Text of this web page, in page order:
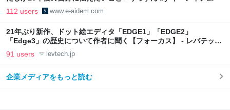
112 users www.e-aidem.com
21年ぶり新作、ドット絵エディタ「EDGE1」「EDGE2」
「Edge3」の歴史について作者に聞く【フォーカス】 - レバテック
LAB
91 users levtech.jp
企業メディアをもっと読む